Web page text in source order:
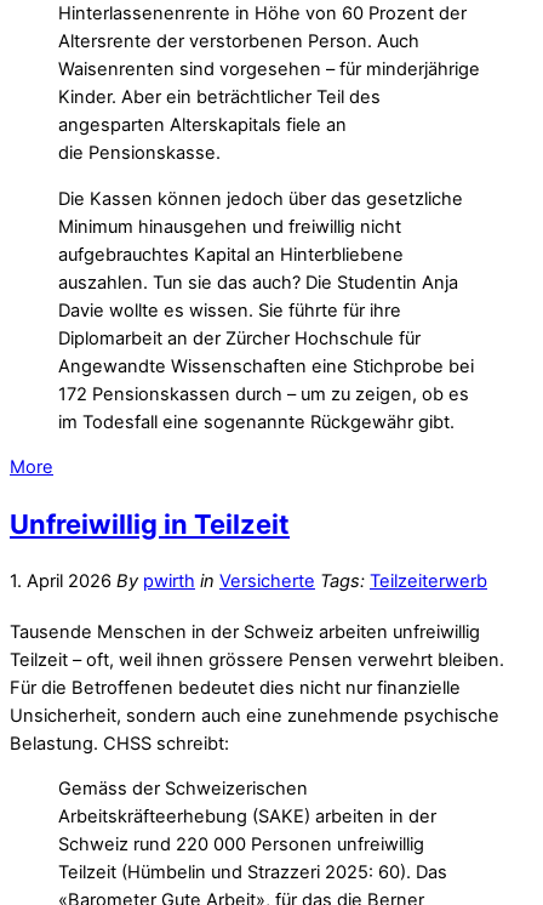
Hinterlassenenrente in Höhe von 60 Prozent der
Altersrente der verstorbenen Person. Auch
Waisenrenten sind vorgesehen – für minderjährige
Kinder. Aber ein beträchtlicher Teil des
angesparten Alterskapitals fiele an
die Pensionskasse.
Die Kassen können jedoch über das gesetzliche
Minimum hinausgehen und freiwillig nicht
aufgebrauchtes Kapital an Hinterbliebene
auszahlen. Tun sie das auch? Die Studentin Anja
Davie wollte es wissen. Sie führte für ihre
Diplomarbeit an der Zürcher Hochschule für
Angewandte Wissenschaften eine Stichprobe bei
172 Pensionskassen durch – um zu zeigen, ob es
im Todesfall eine sogenannte Rückgewähr gibt.
More
Unfreiwillig in Teilzeit
1. April 2026 By pwirth in Versicherte Tags: Teilzeiterwerb
Tausende Menschen in der Schweiz arbeiten unfreiwillig
Teilzeit – oft, weil ihnen grössere Pensen verwehrt bleiben.
Für die Betroffenen bedeutet dies nicht nur finanzielle
Unsicherheit, sondern auch eine zunehmende psychische
Belastung. CHSS schreibt:
Gemäss der Schweizerischen
Arbeitskräfteerhebung (SAKE) arbeiten in der
Schweiz rund 220 000 Personen unfreiwillig
Teilzeit (Hümbelin und Strazzeri 2025: 60). Das
«Barometer Gute Arbeit», für das die Berner